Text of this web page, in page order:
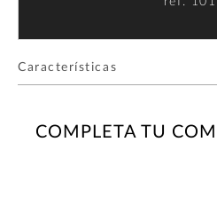
Características
COMPLETA TU